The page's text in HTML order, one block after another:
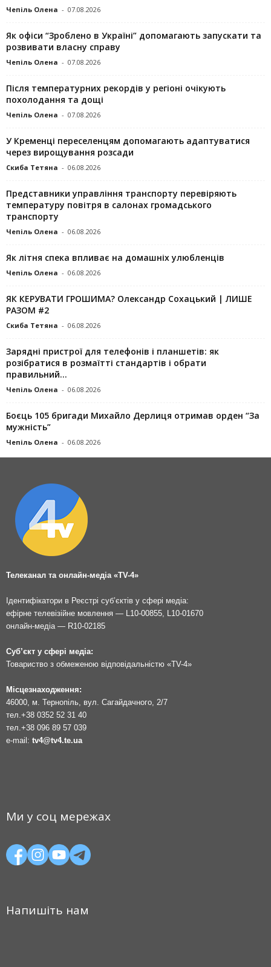
Чепіль Олена - 07.08.2026
Як офіси “Зроблено в Україні” допомагають запускaти та
розвивати власну справу
Чепіль Олена - 07.08.2026
Після температурних рекордів у регіоні очікують
похолодання та дощі
Чепіль Олена - 07.08.2026
У Кременці переселенцям допомагають адаптуватися
через вирощування розсади
Скиба Тетяна - 06.08.2026
Представники управління транспорту перевіряють
температуру повітря в салонах громадського
транспорту
Чепіль Олена - 06.08.2026
Як літня спека впливає на домашніх улюбленців
Чепіль Олена - 06.08.2026
ЯК КЕРУВАТИ ГРОШИМА? Олександр Сохацький | ЛИШЕ
РАЗОМ #2
Скиба Тетяна - 06.08.2026
Зарядні пристрої для телефонів і планшетів: як
розібратися в розмаїтті стандартів і обрати
правильний...
Чепіль Олена - 06.08.2026
Боєць 105 бригади Михайло Дерлиця отримав орден “За
мужність”
Чепіль Олена - 06.08.2026
Телеканал та онлайн-медіа «TV-4»
Ідентифікатори в Реєстрі суб’єктів у сфері медіа:
ефірне телевізійне мовлення — L10-00855, L10-01670
онлайн-медіа — R10-02185
Суб’єкт у сфері медіа:
Товариство з обмеженою відповідальністю «TV-4»
Місцезнаходження:
46000, м. Тернопіль, вул. Сагайдачного, 2/7
тел. +38 0352 52 31 40
тел. +38 096 89 57 039
e-mail: tv4@tv4.te.ua
Ми у соц мережах
Напишіть нам